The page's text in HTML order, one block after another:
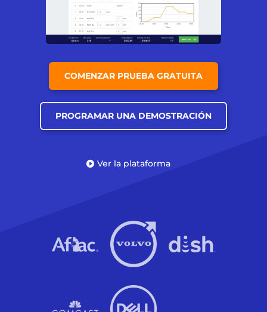
COMENZAR PRUEBA GRATUITA
PROGRAMAR UNA DEMOSTRACIÓN
Ver la plataforma